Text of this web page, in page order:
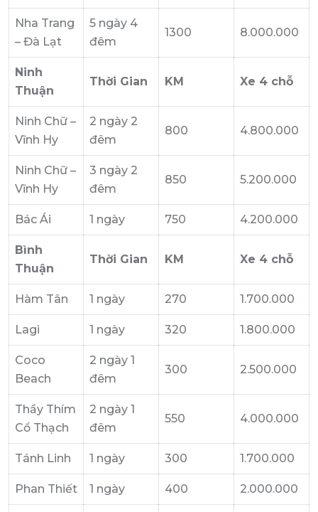
Nha Trang
– Đà Lạt
5 ngày 4
đêm
1300 8.000.000
Ninh
Thuận
Thời Gian KM Xe 4 chỗ
Ninh Chữ –
Vĩnh Hy
2 ngày 2
đêm
800 4.800.000
Ninh Chữ –
Vĩnh Hy
3 ngày 2
đêm
850 5.200.000
Bác Ái 1 ngày 750 4.200.000
Bình
Thuận
Thời Gian KM Xe 4 chỗ
Hàm Tân 1 ngày 270 1.700.000
Lagi 1 ngày 320 1.800.000
Coco
Beach
2 ngày 1
đêm
300 2.500.000
Thầy Thím
Cổ Thạch
2 ngày 1
đêm
550 4.000.000
Tánh Linh 1 ngày 300 1.700.000
Phan Thiết 1 ngày 400 2.000.000